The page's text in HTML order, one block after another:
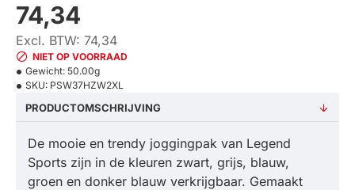
74,34
Excl. BTW: 74,34
NIET OP VOORRAAD
Gewicht: 50.00g
SKU: PSW37HZW2XL
PRODUCTOMSCHRIJVING
De mooie en trendy joggingpak van Legend
Sports zijn in de kleuren zwart, grijs, blauw,
groen en donker blauw verkrijgbaar. Gemaakt